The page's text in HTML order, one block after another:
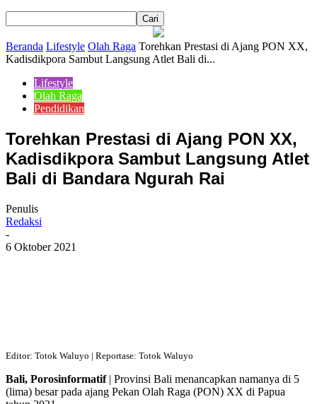
Beranda Lifestyle Olah Raga Torehkan Prestasi di Ajang PON XX,
Kadisdikpora Sambut Langsung Atlet Bali di...
Lifestyle
Olah Raga
Pendidikan
Torehkan Prestasi di Ajang PON XX,
Kadisdikpora Sambut Langsung Atlet
Bali di Bandara Ngurah Rai
Penulis
Redaksi
-
6 Oktober 2021
Editor: Totok Waluyo | Reportase: Totok Waluyo
Bali, Porosinformatif| Provinsi Bali menancapkan namanya di 5
(lima) besar pada ajang Pekan Olah Raga (PON) XX di Papua